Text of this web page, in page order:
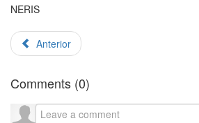
NERIS
Anterior
Comments (0)